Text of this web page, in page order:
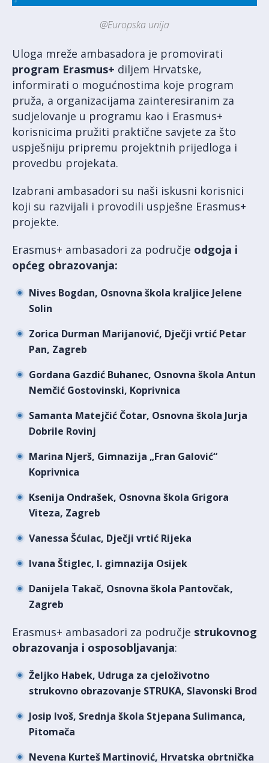
@Europska unija
Uloga mreže ambasadora je promovirati
program Erasmus+ diljem Hrvatske,
informirati o mogućnostima koje program
pruža, a organizacijama zainteresiranim za
sudjelovanje u programu kao i Erasmus+
korisnicima pružiti praktične savjete za što
uspješniju pripremu projektnih prijedloga i
provedbu projekata.
Izabrani ambasadori su naši iskusni korisnici
koji su razvijali i provodili uspješne Erasmus+
projekte.
Erasmus+ ambasadori za područje odgoja i
općeg obrazovanja:
Nives Bogdan, Osnovna škola kraljice Jelene
Solin
Zorica Durman Marijanović, Dječji vrtić Petar
Pan, Zagreb
Gordana Gazdić Buhanec, Osnovna škola Antun
Nemčić Gostovinski, Koprivnica
Samanta Matejčić Čotar, Osnovna škola Jurja
Dobrile Rovinj
Marina Njerš, Gimnazija „Fran Galović“
Koprivnica
Ksenija Ondrašek, Osnovna škola Grigora
Viteza, Zagreb
Vanessa Šćulac, Dječji vrtić Rijeka
Ivana Štiglec, I. gimnazija Osijek
Danijela Takač, Osnovna škola Pantovčak,
Zagreb
Erasmus+ ambasadori za područje strukovnog
obrazovanja i osposobljavanja:
Željko Habek, Udruga za cjeloživotno
strukovno obrazovanje STRUKA, Slavonski Brod
Josip Ivoš, Srednja škola Stjepana Sulimanca,
Pitomača
Nevena Kurteš Martinović, Hrvatska obrtnička